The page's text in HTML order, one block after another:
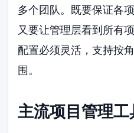
多个团队。既要保证各
又要让管理层看到所有
配置必须灵活，支持按
围。
主流项目管理